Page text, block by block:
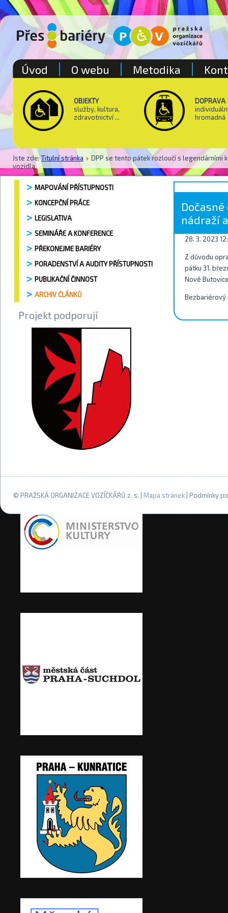
OBJEKTY
služby, kultura,
zdravotnictví ...
DOPRAVA
hromadná
Jste zde:Titulní stránka
DPP se tento pátek rozloučí s legendárními
vozidla
Úvod O webu Metodika
MAPOVÁNÍ PŘÍSTUPNOSTI
KONCEPČNÍ PRÁCE
LEGISLATIVA
SEMINÁŘE A KONFERENCE
PŘEKONEJME BARIÉRY
PORADENSTVÍ A AUDITY PŘÍSTUPNOSTI
PUBLIKAČNÍ ČINNOST
ARCHIV ČLÁNKŮ
Projekt podporují
nádraží
28. 3. 2023
Z důvodu
pátku 31.
Nové
Bezbariérový
© PRAŽSKÁ ORGANIZACE VOZÍČKÁŘŮ z. s. | Mapa stránek | Podmínky